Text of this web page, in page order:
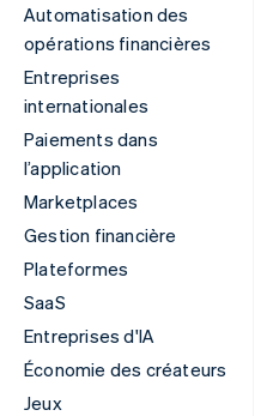
Automatisation des
opérations financières
Entreprises
internationales
Paiements dans
l’application
Marketplaces
Gestion financière
Plateformes
SaaS
Entreprises d'IA
Économie des créateurs
Jeux